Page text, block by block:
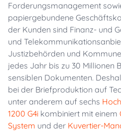
Forderungsmanagement
papiergebundene
der Kunden sind Finanz- und
und
Justizbehörden und
jedes Jahr bis zu 30 Millionen
sensiblen Dokumenten.
bei der Briefproduktion auf
unter anderem auf sechs
1200 G4i kombiniert mit einem
System und der Kuvertier-